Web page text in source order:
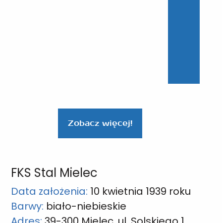
Zobacz więcej!
FKS Stal Mielec
Data założenia: 10 kwietnia 1939 roku
Barwy: biało-niebieskie